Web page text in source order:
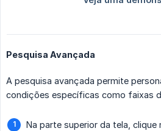
Pesquisa Avançada
A pesquisa avançada permite
condições específicas como faixas
Na parte superior da tela,